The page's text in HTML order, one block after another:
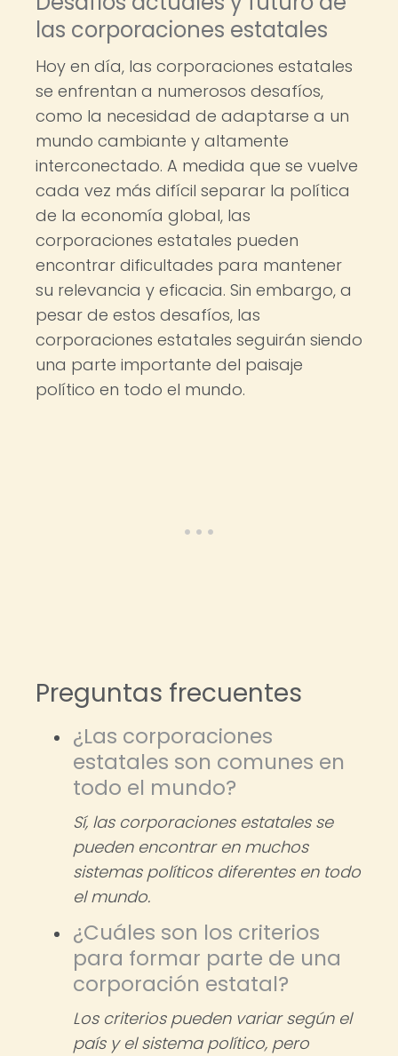
las corporaciones estatales
Hoy en día, las corporaciones estatales
se enfrentan a numerosos desafíos,
como la necesidad de adaptarse a un
mundo cambiante y altamente
interconectado. A medida que se vuelve
cada vez más difícil separar la política
de la economía global, las
corporaciones estatales pueden
encontrar dificultades para mantener
su relevancia y eficacia. Sin embargo, a
pesar de estos desafíos, las
corporaciones estatales seguirán siendo
una parte importante del paisaje
político en todo el mundo.
Preguntas frecuentes
¿Las corporaciones
estatales son comunes en
todo el mundo?
Sí, las corporaciones estatales se
pueden encontrar en muchos
sistemas políticos diferentes en todo
el mundo.
¿Cuáles son los criterios
para formar parte de una
corporación estatal?
Los criterios pueden variar según el
país y el sistema político, pero